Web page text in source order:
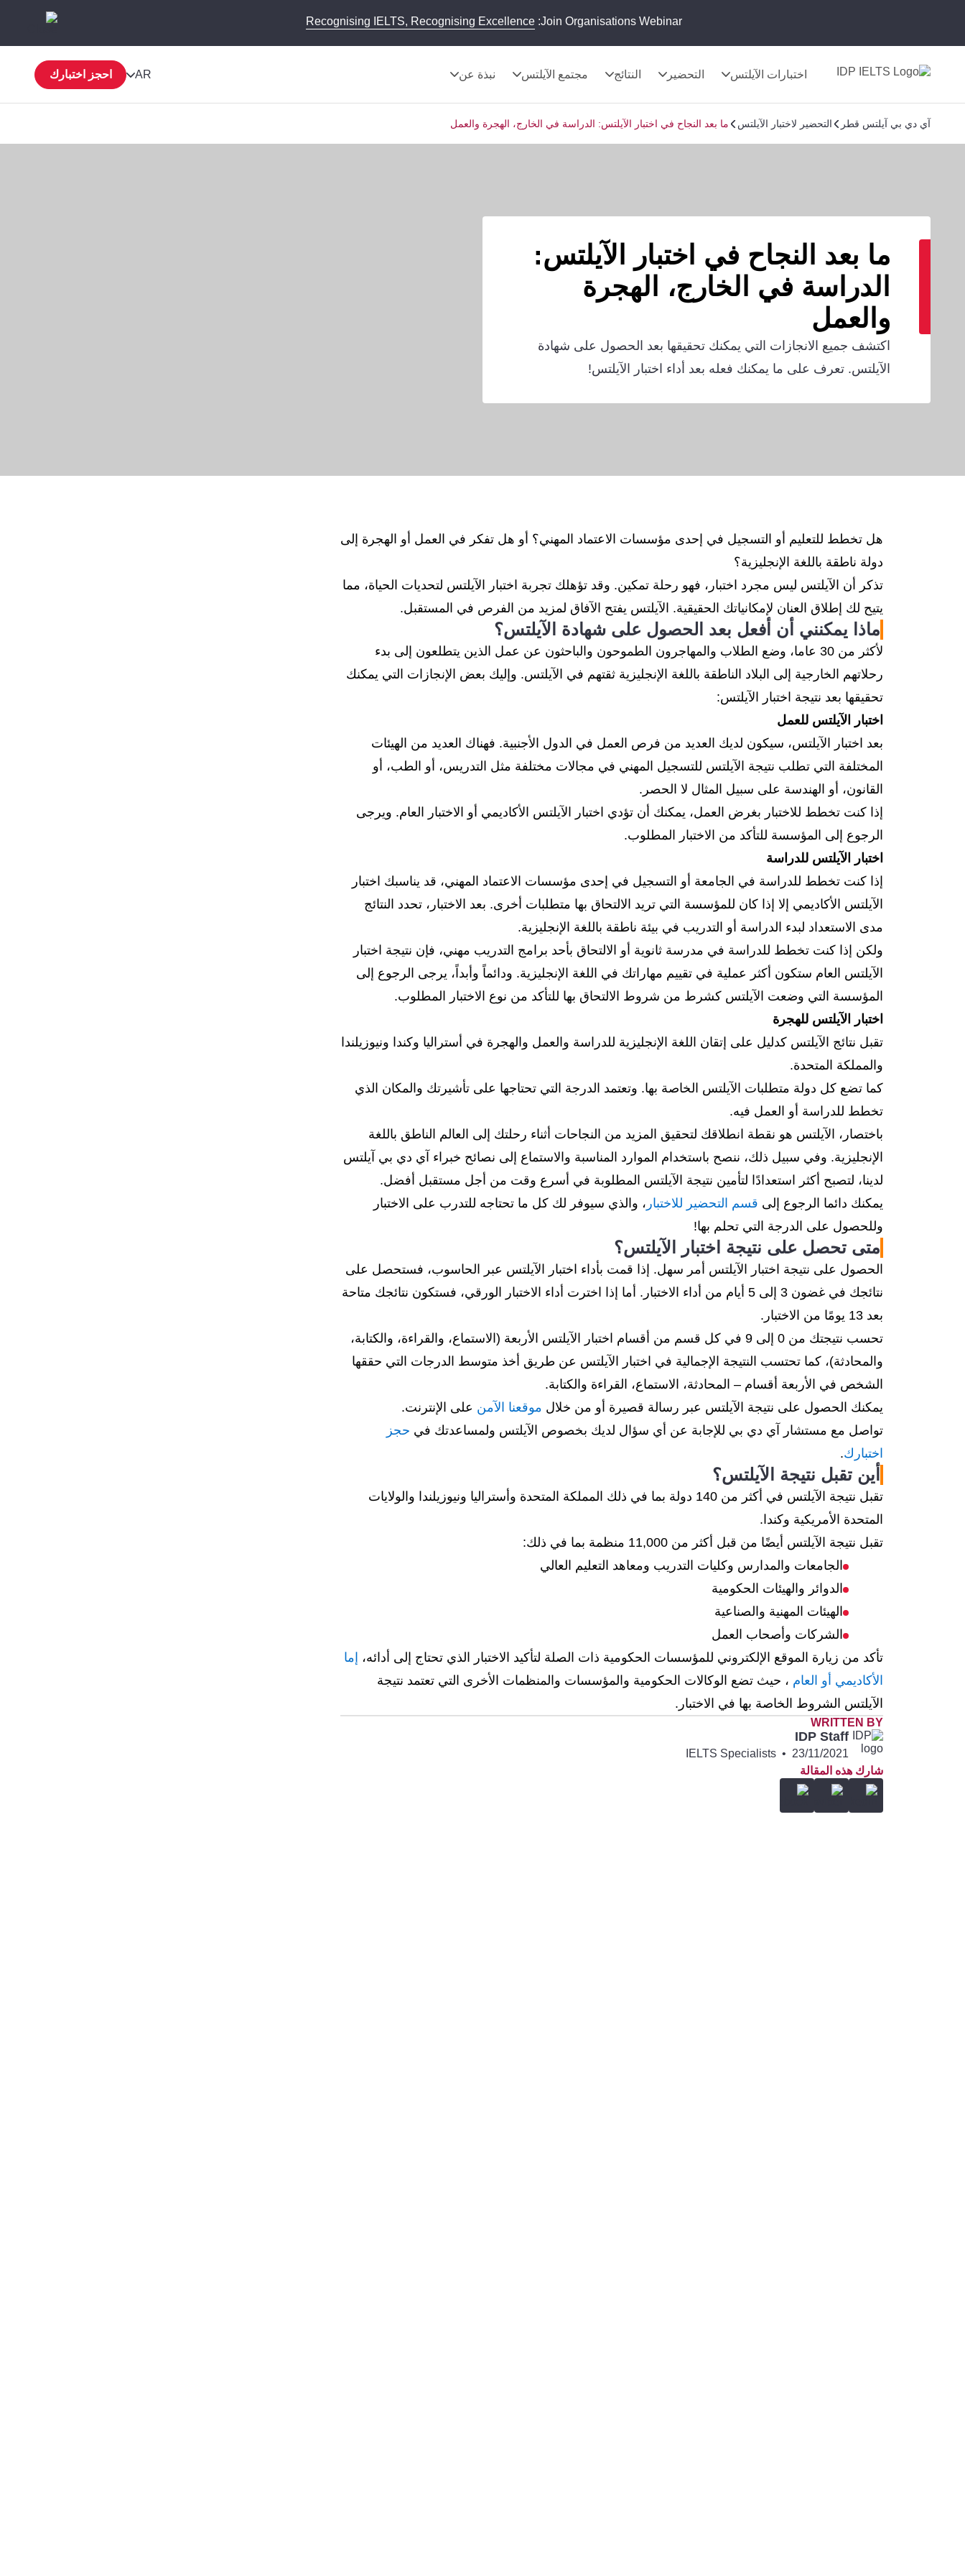
Join Organisations Webinar:
Recognising IELTS, Recognising Excellence
اختبارات الآيلتس التحضير النتائج مجتمع الآيلتس نبذة عن AR احجز اختبارك
آي دي بي آيلتس قطر التحضير لاختبار الآيلتس ما بعد النجاح في اختبار الآيلتس: الدراسة في الخارج، الهجرة والعمل
ما بعد النجاح في اختبار الآيلتس:
الدراسة في الخارج، الهجرة
والعمل
اكتشف جميع الانجازات التي يمكنك تحقيقها بعد الحصول على شهادة
الآيلتس. تعرف على ما يمكنك فعله بعد أداء اختبار الآيلتس!
هل تخطط للتعليم أو التسجيل في إحدى مؤسسات الاعتماد المهني؟ أو هل تفكر في العمل أو الهجرة إلى
دولة ناطقة باللغة الإنجليزية؟
تذكر أن الآيلتس ليس مجرد اختبار، فهو رحلة تمكين. وقد تؤهلك تجربة اختبار الآيلتس لتحديات الحياة، مما
يتيح لك إطلاق العنان لإمكانياتك الحقيقية. الآيلتس يفتح الآفاق لمزيد من الفرص في المستقبل.
ماذا يمكنني أن أفعل بعد الحصول على شهادة الآيلتس؟
لأكثر من 30 عاما، وضع الطلاب والمهاجرون الطموحون والباحثون عن عمل الذين يتطلعون إلى بدء
رحلاتهم الخارجية إلى البلاد الناطقة باللغة الإنجليزية ثقتهم في الآيلتس. وإليك بعض الإنجازات التي يمكنك
تحقيقها بعد نتيجة اختبار الآيلتس:
اختبار الآيلتس للعمل
بعد اختبار الآيلتس، سيكون لديك العديد من فرص العمل في الدول الأجنبية. فهناك العديد من الهيئات
المختلفة التي تطلب نتيجة الآيلتس للتسجيل المهني في مجالات مختلفة مثل التدريس، أو الطب، أو
القانون، أو الهندسة على سبيل المثال لا الحصر.
إذا كنت تخطط للاختبار بغرض العمل، يمكنك أن تؤدي اختبار الآيلتس الأكاديمي أو الاختبار العام. ويرجى
الرجوع إلى المؤسسة للتأكد من الاختبار المطلوب.
اختبار الآيلتس للدراسة
إذا كنت تخطط للدراسة في الجامعة أو التسجيل في إحدى مؤسسات الاعتماد المهني، قد يناسبك اختبار
الآيلتس الأكاديمي إلا إذا كان للمؤسسة التي تريد الالتحاق بها متطلبات أخرى. بعد الاختبار، تحدد النتائج
مدى الاستعداد لبدء الدراسة أو التدريب في بيئة ناطقة باللغة الإنجليزية.
ولكن إذا كنت تخطط للدراسة في مدرسة ثانوية أو الالتحاق بأحد برامج التدريب مهني، فإن نتيجة اختبار
الآيلتس العام ستكون أكثر عملية في تقييم مهاراتك في اللغة الإنجليزية. ودائماً وأبداً، يرجى الرجوع إلى
المؤسسة التي وضعت الآيلتس كشرط من شروط الالتحاق بها للتأكد من نوع الاختبار المطلوب.
اختبار الآيلتس للهجرة
تقبل نتائج الآيلتس كدليل على إتقان اللغة الإنجليزية للدراسة والعمل والهجرة في أستراليا وكندا ونيوزيلندا
والمملكة المتحدة.
كما تضع كل دولة متطلبات الآيلتس الخاصة بها. وتعتمد الدرجة التي تحتاجها على تأشيرتك والمكان الذي
تخطط للدراسة أو العمل فيه.
باختصار، الآيلتس هو نقطة انطلاقك لتحقيق المزيد من النجاحات أثناء رحلتك إلى العالم الناطق باللغة
الإنجليزية. وفي سبيل ذلك، ننصح باستخدام الموارد المناسبة والاستماع إلى نصائح خبراء آي دي بي آيلتس
لدينا، لتصبح أكثر استعدادًا لتأمين نتيجة الآيلتس المطلوبة في أسرع وقت من أجل مستقبل أفضل.
يمكنك دائما الرجوع إلى قسم التحضير للاختبار ، والذي سيوفر لك كل ما تحتاجه للتدرب على الاختبار
وللحصول على الدرجة التي تحلم بها!
متى تحصل على نتيجة اختبار الآيلتس؟
الحصول على نتيجة اختبار الآيلتس أمر سهل. إذا قمت بأداء اختبار الآيلتس عبر الحاسوب، فستحصل على
نتائجك في غضون 3 إلى 5 أيام من أداء الاختبار. أما إذا اخترت أداء الاختبار الورقي، فستكون نتائجك متاحة
بعد 13 يومًا من الاختبار.
تحسب نتيجتك من 0 إلى 9 في كل قسم من أقسام اختبار الآيلتس الأربعة (الاستماع، والقراءة، والكتابة،
والمحادثة)، كما تحتسب النتيجة الإجمالية في اختبار الآيلتس عن طريق أخذ متوسط الدرجات التي حققها
الشخص في الأربعة أقسام – المحادثة، الاستماع، القراءة والكتابة.
يمكنك الحصول على نتيجة الآيلتس عبر رسالة قصيرة أو من خلال موقعنا الآمن على الإنترنت.
تواصل مع مستشار آي دي بي للإجابة عن أي سؤال لديك بخصوص الآيلتس ولمساعدتك في حجز
اختبارك.
أين تقبل نتيجة الآيلتس؟
تقبل نتيجة الآيلتس في أكثر من 140 دولة بما في ذلك المملكة المتحدة وأستراليا ونيوزيلندا والولايات
المتحدة الأمريكية وكندا.
تقبل نتيجة الآيلتس أيضًا من قبل أكثر من 11,000 منظمة بما في ذلك:
الجامعات والمدارس وكليات التدريب ومعاهد التعليم العالي
الدوائر والهيئات الحكومية
الهيئات المهنية والصناعية
الشركات وأصحاب العمل
تأكد من زيارة الموقع الإلكتروني للمؤسسات الحكومية ذات الصلة لتأكيد الاختبار الذي تحتاج إلى أدائه،
إما
الأكاديمي أو العام ، حيث تضع الوكالات الحكومية والمؤسسات والمنظمات الأخرى التي تعتمد نتيجة
الآيلتس الشروط الخاصة بها في الاختبار.
WRITTEN BY
IDP Staff
23/11/2021
•
IELTS Specialists
شارك هذه المقالة